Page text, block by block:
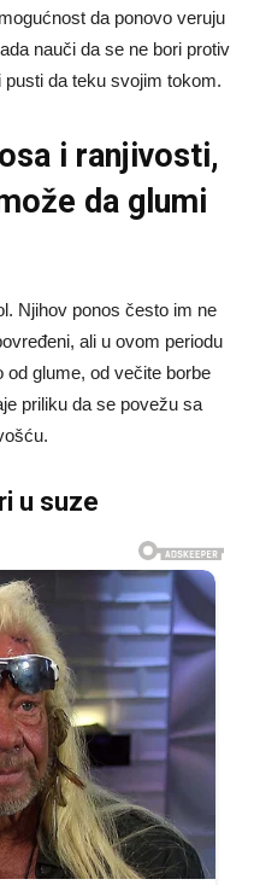
da ponovo veruju
nauči da se ne bori protiv
da teku svojim tokom.
i ranjivosti,
da glumi
Njihov ponos često im ne
ali u ovom periodu
glume, od večite borbe
priliku da se povežu sa
u suze